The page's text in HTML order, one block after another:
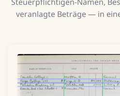
veranlagte Beträge — in